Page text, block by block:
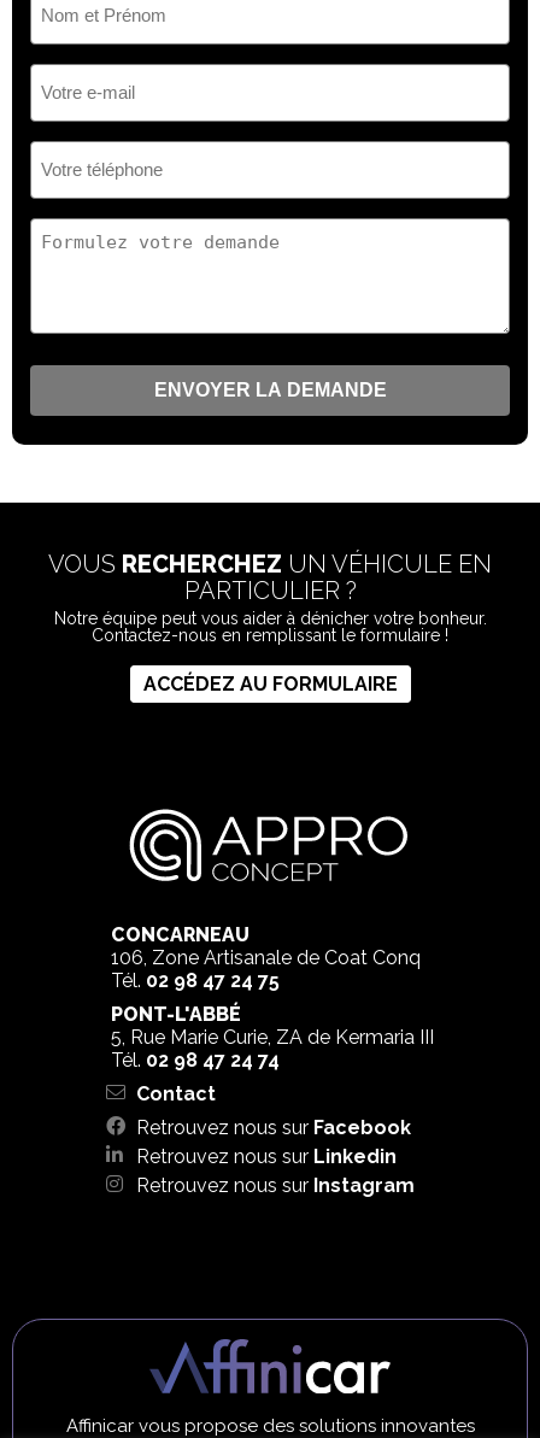
Prénom
(Nécessaire)
mail
(Nécessaire)
(Nécessaire)
demande
VOUS RECHERCHEZ UN VÉHICULE EN
PARTICULIER ?
Notre équipe peut vous aider à dénicher votre bonheur.
Contactez-nous en remplissant le formulaire !
ACCÉDEZ AU FORMULAIRE
CONCARNEAU
106, Zone Artisanale de Coat Conq
Tél. 02 98 47 24 75
PONT-L'ABBÉ
5, Rue Marie Curie, ZA de Kermaria III
Tél. 02 98 47 24 74
Contact
Retrouvez nous sur Facebook
Retrouvez nous sur Linkedin
Retrouvez nous sur Instagram
Affinicar vous propose des solutions innovantes